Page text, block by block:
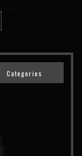
Categories